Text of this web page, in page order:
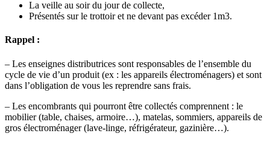
La veille au soir du jour de collecte,
Présentés sur le trottoir et ne devant pas excéder 1m3.
Rappel :
– Les enseignes distributrices sont responsables de l’ensemble du
cycle de vie d’un produit (ex : les appareils électroménagers) et sont
dans l’obligation de vous les reprendre sans frais.
– Les encombrants qui pourront être collectés comprennent : le
mobilier (table, chaises, armoire…), matelas, sommiers, appareils de
gros électroménager (lave-linge, réfrigérateur, gazinière…).